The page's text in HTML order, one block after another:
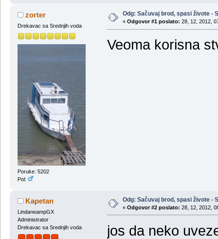
zorter
Drekavac sa Srednjih voda
Poruke: 5202
Pol:
Odg: Sačuvaj brod, spasi živote -
« Odgovor #1 poslato: 28, 12, 2012,
Veoma korisna
Kapetan
LindaneampGX
Administrator
Drekavac sa Srednjih voda
Odg: Sačuvaj brod, spasi živote -
« Odgovor #2 poslato: 28, 12, 2012,
jos da neko